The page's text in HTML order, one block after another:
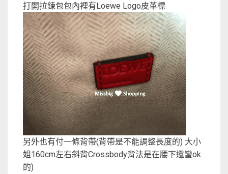
打開拉鍊包包內裡有Loewe Logo皮革標
另外也有付一條背帶(背帶是不能調整長度的) 大小
姐160cm左右斜背Crossbody背法是在腰下還蠻ok
的)